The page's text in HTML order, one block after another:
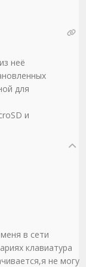
неё
для
и
в сети
клавиатура
не могу